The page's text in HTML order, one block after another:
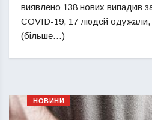
виявлено 138 нових випадків
COVID-19, 17 людей одужали,
(більше…)
НОВИНИ